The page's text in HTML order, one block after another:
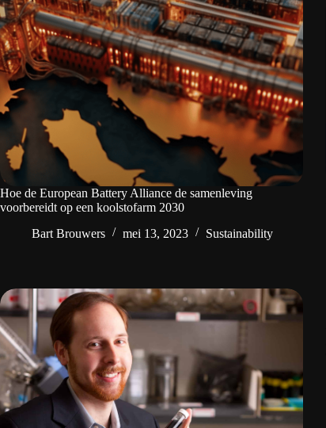
Hoe de European Battery Alliance de samenleving
voorbereidt op een koolstofarm 2030
Bart Brouwers
mei 13, 2023 Sustainability